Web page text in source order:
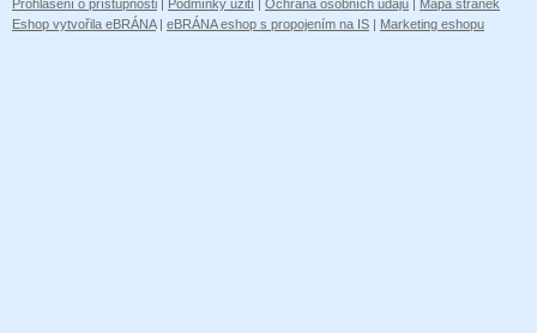
Prohlášení o přístupnosti Podmínky užití Ochrana osobních údajů
Mapa stránek
Eshop vytvořila eBRÁNA| eBRÁNA eshop s propojením na IS | Marketing eshopu